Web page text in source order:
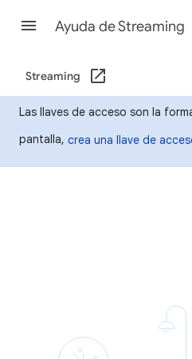
Ayuda de Streaming
Streaming
Las llaves de acceso son la
pantalla, crea una llave de